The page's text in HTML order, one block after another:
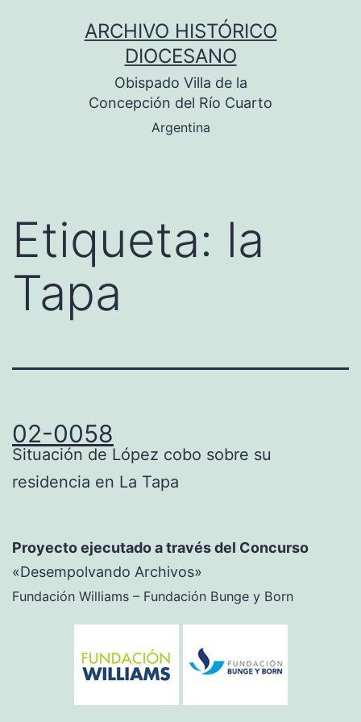
ARCHIVO HISTÓRICO
DIOCESANO
Obispado Villa de la
Concepción del Río Cuarto
Argentina
Etiqueta: la
Tapa
02-0058
Situación de López cobo sobre su
residencia en La Tapa
Proyecto ejecutado a través del Concurso
«Desempolvando Archivos»
Fundación Williams – Fundación Bunge y Born